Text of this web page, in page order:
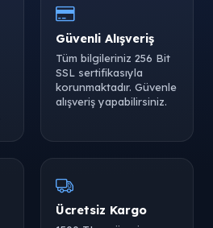
Güvenli Alışveriş
Tüm bilgileriniz 256 Bit
SSL sertifikasıyla
korunmaktadır. Güvenle
alışveriş yapabilirsiniz.
Ücretsiz Kargo